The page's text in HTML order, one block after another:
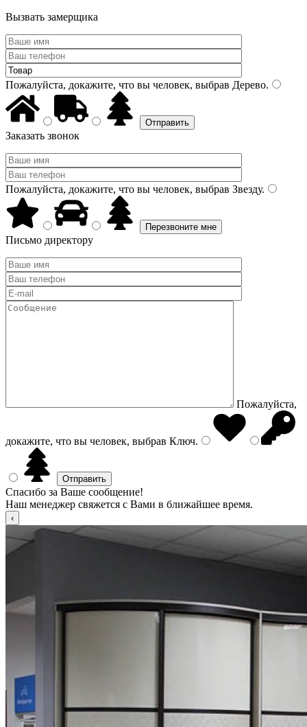
Вызвать замерщика
Пожалуйста, докажите, что вы человек, выбрав Дерево.
Заказать звонок
Пожалуйста, докажите, что вы человек, выбрав Звезду.
Письмо директору
Пожалуйста,
докажите, что вы человек, выбрав Ключ.
Спасибо за Ваше сообщение!
Наш менеджер свяжется с Вами в ближайшее время.